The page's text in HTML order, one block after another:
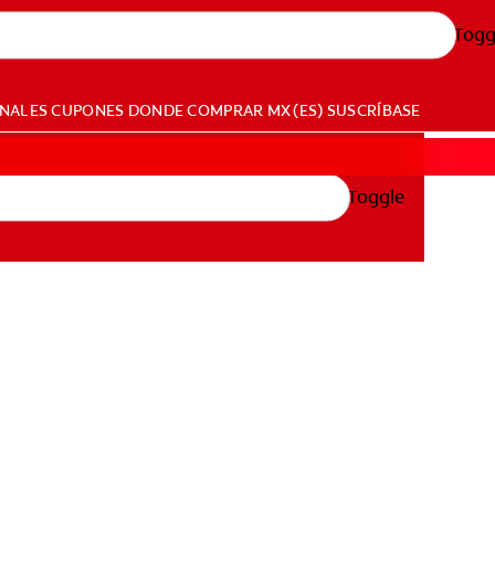
CUPONES DONDE COMPRAR MX (ES) SUSCRÍBASE
Toggle